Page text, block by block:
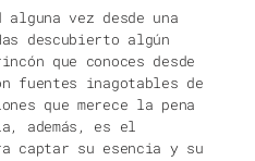
alguna vez desde una
descubierto algún
que conoces desde
fuentes inagotables de
que merece la pena
además, es el
captar su esencia y su